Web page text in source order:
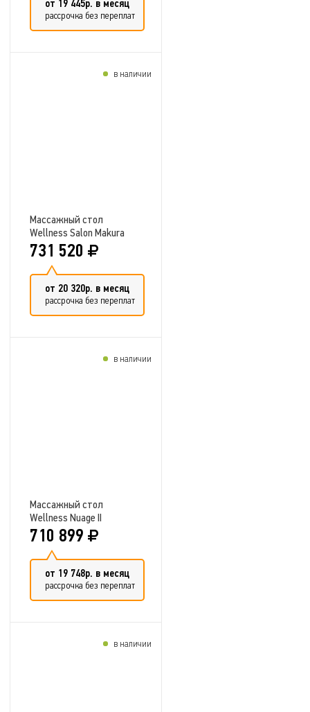
от 19 445р. в месяц
рассрочка без переплат
Массажный стол
Wellness Salon Makura
731 520
от 20 320р. в месяц
рассрочка без переплат
в наличии
Массажный стол
Wellness Nuage II
710 899
от 19 748р. в месяц
рассрочка без переплат
в наличии
в наличии